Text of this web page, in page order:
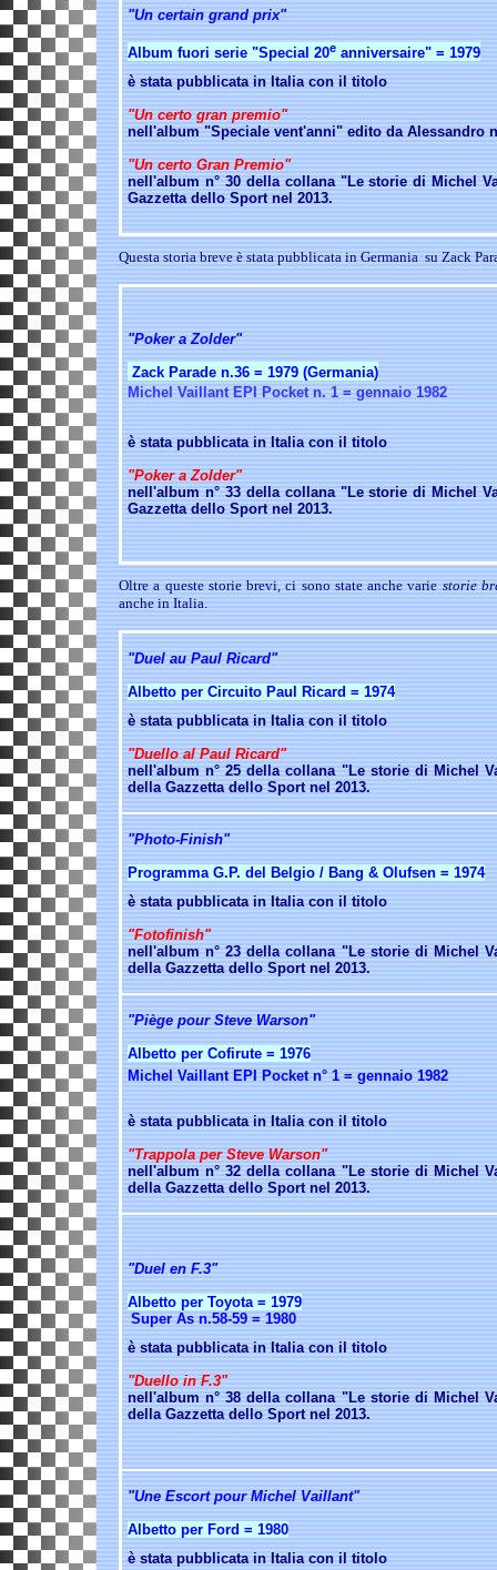
"Un certain grand prix"
Album fuori serie "Special 20e anniversaire" = 1979
è stata pubblicata in Italia con il titolo
"Un certo gran premio"
nell'album "Speciale vent'anni" edito da Alessandro
"Un certo Gran Premio"
nell'album n° 30 della collana "Le storie di Michel
Gazzetta dello Sport nel 2013.
Questa storia breve è stata pubblicata in Germania su Zack
"Poker a Zolder"
Zack Parade n.36 = 1979 (Germania)
Michel Vaillant EPI Pocket n. 1 = gennaio 1982
è stata pubblicata in Italia con il titolo
"Poker a Zolder"
nell'album n° 33 della collana "Le storie di Michel
Gazzetta dello Sport nel 2013.
Oltre a queste storie brevi, ci sono state anche varie storie
anche in Italia.
"Duel au Paul Ricard"
Albetto per Circuito Paul Ricard = 1974
è stata pubblicata in Italia con il titolo
"Duello al Paul Ricard"
nell'album n° 25 della collana "Le storie di Michel
della Gazzetta dello Sport nel 2013.
"Photo-Finish"
Programma G.P. del Belgio / Bang & Olufsen = 1974
è stata pubblicata in Italia con il titolo
"Fotofinish"
nell'album n° 23 della collana "Le storie di Michel
della Gazzetta dello Sport nel 2013.
"Piège pour Steve Warson"
Albetto per Cofirute = 1976
Michel Vaillant EPI Pocket n° 1 = gennaio 1982
è stata pubblicata in Italia con il titolo
"Trappola per Steve Warson"
nell'album n°32 della collana "Le storie di Michel
della Gazzetta dello Sport nel 2013.
"Duel en F.3"
Albetto per Toyota = 1979
Super As n.58-59 = 1980
è stata pubblicata in Italia con il titolo
"Duello in F.3"
nell'album n°38 della collana "Le storie di Michel
della Gazzetta dello Sport nel 2013.
"Une Escort pour Michel Vaillant"
Albetto per Ford = 1980
è stata pubblicata in Italia con il titolo